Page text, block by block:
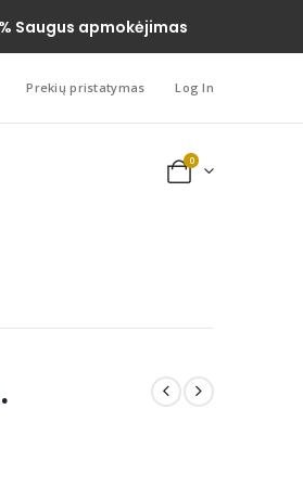
Saugus apmokėjimas
Prekių pristatymas Log In
0